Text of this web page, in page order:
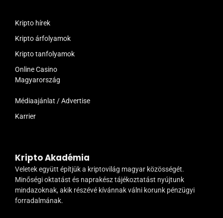
Kripto hírek
Kripto árfolyamok
Kripto tanfolyamok
Online Casino
Magyarország
Médiaajánlat / Advertise
Karrier
Kripto Akadémia
Veletek együtt építjük a kriptovilág magyar közösségét.
Minőségi oktatást és naprakész tájékoztatást nyújtunk
mindazoknak, akik részévé kívánnak válni korunk pénzügyi
forradalmának.